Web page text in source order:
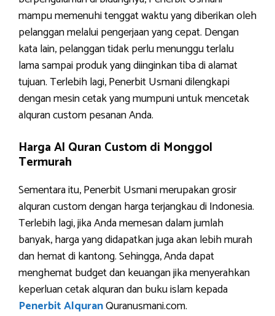
mampu memenuhi tenggat waktu yang diberikan oleh
pelanggan melalui pengerjaan yang cepat. Dengan
kata lain, pelanggan tidak perlu menunggu terlalu
lama sampai produk yang diinginkan tiba di alamat
tujuan. Terlebih lagi, Penerbit Usmani dilengkapi
dengan mesin cetak yang mumpuni untuk mencetak
alquran custom pesanan Anda.
Harga Al Quran Custom di Monggol
Termurah
Sementara itu, Penerbit Usmani merupakan grosir
alquran custom dengan harga terjangkau di Indonesia.
Terlebih lagi, jika Anda memesan dalam jumlah
banyak, harga yang didapatkan juga akan lebih murah
dan hemat di kantong. Sehingga, Anda dapat
menghemat budget dan keuangan jika menyerahkan
keperluan cetak alquran dan buku islam kepada
Penerbit AlquranQuranusmani.com.